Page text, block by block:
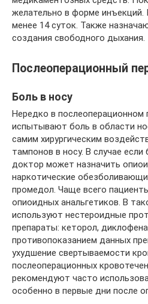
желательно в форме инъекций.
менее 14 суток. Также
создания свободного дыхания.
Послеоперационный
Боль в носу
Нередко в послеоперационном
испытывают боль в области
самим хирургическим
тампонов в носу. В случае
доктор может назначить
наркотические
промедол. Чаще всего
опиоидных анальгетиков. В
используют нестероидные
препараты: кеторол,
противопоказанием данных
ухудшение свертываемости
послеоперационных
рекомендуют часто
особенно в первые дни после